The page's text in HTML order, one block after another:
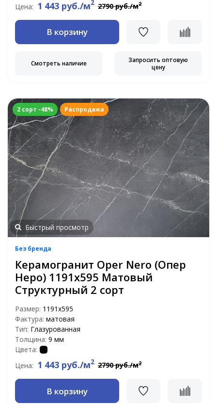
Цена: 1 443 руб./м2 2790 руб./м2
В корзину
Смотреть наличие
Запросить оптовую
цену
2 сорт -48% Распродажа
Быстрый просмотр
Без бренда
Керамогранит Oper Nero (Опер
Неро) 1191x595 Матовый
Структурный 2 сорт
Размер: 1191x595
Фактура: матовая
Тип: Глазурованная
Толщина: 9 мм
Цвета:
Цена: 1 443 руб./м2 2790 руб./м2
В корзину